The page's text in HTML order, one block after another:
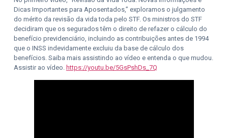
Dicas Importantes para Aposentados,” exploramos o julgamento
do mérito da revisão da vida toda pelo STF. Os ministros do STF
decidiram que os segurados têm o direito de refazer o cálculo do
benefício previdenciário, incluindo as contribuições antes de 1994
que o INSS indevidamente excluiu da base de cálculo dos
benefícios. Saiba mais assistindo ao vídeo e entenda o que mudou.
Assistir ao vídeo. https://youtu.be/5GsPshDs_7Q